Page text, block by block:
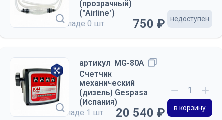
(прозрачный)
("Airline")
на складе 0 шт. 750 ₽ недоступен
артикул: MG-80A
Счетчик
механический
(дизель) Gespasa
(Испания)
на складе 1 шт. 20 540 ₽ в корзину